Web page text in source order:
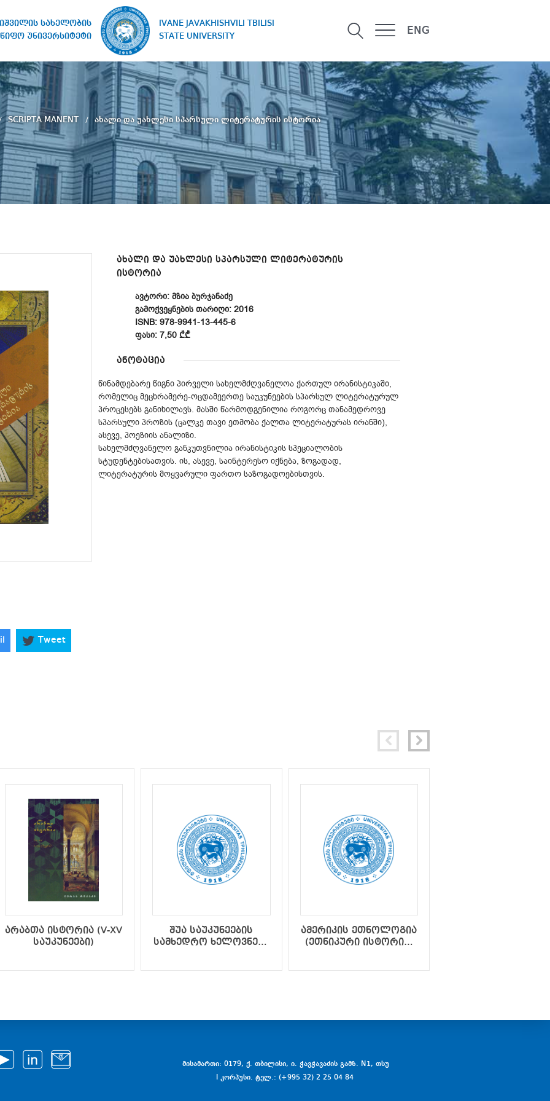
სახელობის
უნივერსიტეტი
IVANE JAVAKHISHVILI TBILISI
STATE UNIVERSITY
ENG
SCRIPTA MANENT ახალი და უახლესი სპარსული ლიტერატურის ისტორია
ახალი და უახლესი სპარსული ლიტერატურის
ისტორია
ᲐᲕᲢᲝᲠᲘ: ᲛᲖᲘᲐ ᲑᲣᲠᲯᲐᲜᲐᲫᲔ
ᲒᲐᲛᲝᲥᲕᲔᲧᲜᲔᲑᲘᲡ ᲗᲐᲠᲘᲦᲘ: 2016
ISNB: 978-9941-13-445-6
ᲤᲐᲡᲘ: 7,50 ₾₾
ანოტაცია
წინამდებარე წიგნი პირველი სახელმძღვანელოა ქართულ ირანისტიკაში,
რომელიც მეცხრამერე-ოცდამეერთე საუკუნეების სპარსულ ლიტერატურულ
პროცესებს განიხილავს. მასში წარმოდგენილია როგორც თანამედროვე
სპარსული პროზის (ცალკე თავი ეთმობა ქალთა ლიტერატურას ირანში),
ასევე, პოეზიის ანალიზი.
სახელმძღვანელო განკუთვნილია ირანისტიკის სპეციალობის
სტუდენტებისათვის. ის, ასევე, საინტერესო იქნება, ზოგადად,
ლიტერატურის მოყვარული ფართო საზოგადოებისთვის.
Tweet
არაბთა ისტორია (V-XV
საუკუნეები)
შუა საუკუნეების
სამხედრო ხელოვნება
ამერიკის ეთნოლოგია
(ეთნიკური ისტორია,
მისამართი: 0179, ქ. თბილისი, ი. ჭავჭავაძის გამზ. N1, თსუ
I კორპუსი. ტელ.: (+995 32) 2 25 04 84